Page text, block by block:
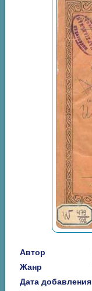
Автор
Жанр
Дата добавления